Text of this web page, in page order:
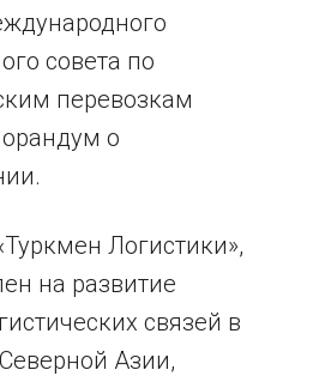
совета по
перевозкам
о
Логистики»,
на развитие
связей в
Азии,